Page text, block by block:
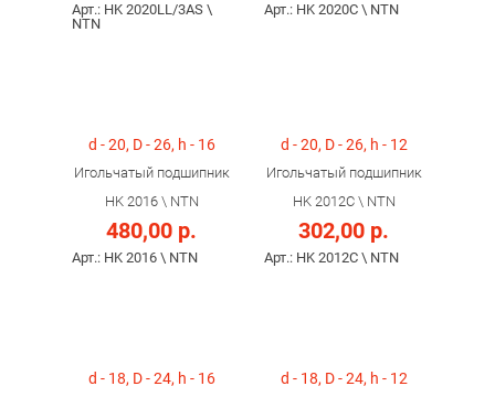
Арт.: HK 2020LL/3AS \
NTN
Арт.: HK 2020C \ NTN
d - 20, D - 26, h - 16
Игольчатый подшипник
HK 2016 \ NTN
480,00 р.
Арт.: HK 2016 \ NTN
d - 20, D - 26, h - 12
Игольчатый подшипник
HK 2012C \ NTN
302,00 р.
Арт.: HK 2012C \ NTN
d - 18, D - 24, h - 16 d - 18, D - 24, h - 12